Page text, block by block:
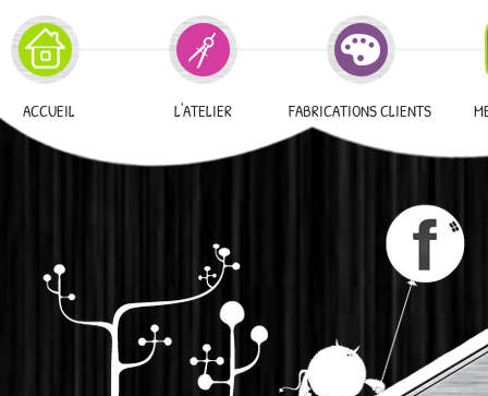
ACCUEIL L'ATELIER FABRICATIONS CLIENTS